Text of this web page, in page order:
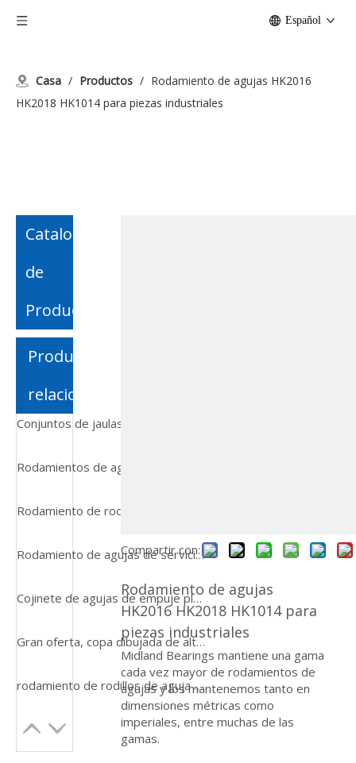
Español
Casa / Productos / Rodamiento de agujas HK2016
HK2018 HK1014 para piezas industriales
Catalogo
de
Producto
Productos
relacionados
Rodamiento de agujas de servicio pesado
Cojinete de agujas de empuje plano Axk5070 Axk6090
Gran oferta, copa dibujada de alta precisión HK1210 30-500mm, rodamientos de agujas P0 P6 P5
rodamiento de rodillos de aguja exhausto de la taza del complemento completo de 30×37×25m m sin la jaula
Compartir con:
Rodamiento de agujas
HK2016 HK2018 HK1014 para
piezas industriales
Midland Bearings mantiene una gama
cada vez mayor de rodamientos de
agujas y los mantenemos tanto en
dimensiones métricas como
imperiales, entre muchas de las
gamas.